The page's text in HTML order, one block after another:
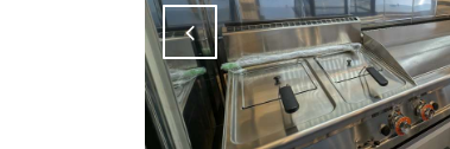
Attiva comando